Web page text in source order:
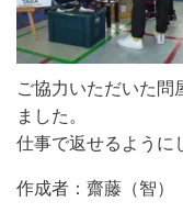
ご協力いただいた問
ました。
仕事で返せるように
作成者：齋藤（智